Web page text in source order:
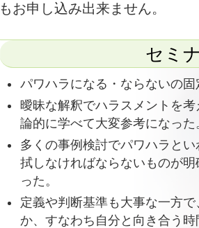
もお申し込み出来ません。
セミ
パワハラになる・ならないの
曖昧な解釈でハラスメントを
論的に学べて大変参考になった
多くの事例検討でパワハラと
拭しなければならないものが
った。
定義や判断基準も大事な一方
か、すなわち自分と向き合う